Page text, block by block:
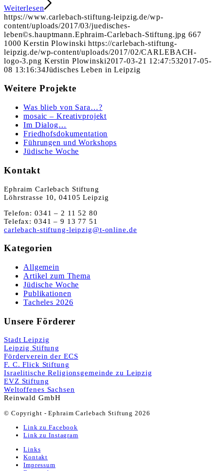
Weiterlesen
https://www.carlebach-stiftung-leipzig.de/wp-
content/uploads/2017/03/juedisches-
leben©s.hauptmann.Ephraim-Carlebach-Stiftung.jpg 667
1000 Kerstin Plowinski https://carlebach-stiftung-
leipzig.de/wp-content/uploads/2017/02/CARLEBACH-
logo-3.png Kerstin Plowinski2017-03-21 12:47:532017-05-
08 13:16:34Jüdisches Leben in Leipzig
Weitere Projekte
Was blieb von Sara…?
mosaic – Kreativprojekt
Im Dialog…
Friedhofsdokumentation
Führungen und Workshops
Jüdische Woche
Kontakt
Ephraim Carlebach Stiftung
Löhrstrasse 10, 04105 Leipzig
Telefon: 0341 – 2 11 52 80
Telefax: 0341 – 9 13 77 51
carlebach-stiftung-leipzig@t-online.de
Kategorien
Allgemein
Artikel zum Thema
Jüdische Woche
Publikationen
Tacheles 2026
Unsere Förderer
Stadt Leipzig
Leipzig Stiftung
Förderverein der ECS
F. C. Flick Stiftung
Israelitische Religionsgemeinde zu Leipzig
EVZ Stiftung
Weltoffenes Sachsen
Reinwald GmbH
© Copyright - Ephraim Carlebach Stiftung 2026
Link zu Facebook
Link zu Instagram
Links
Kontakt
Impressum